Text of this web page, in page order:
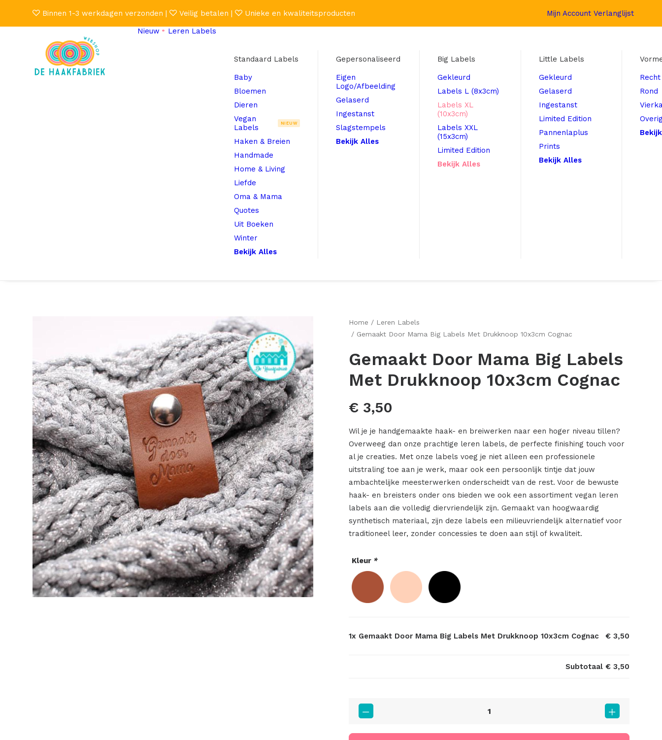
Binnen 1-3 werkdagen verzonden | Veilig betalen | Unieke en kwaliteitsproducten Mijn Account Verlanglijst
Nieuw
Leren Labels
Standaard Labels
Baby
Bloemen
Dieren
Vegan
Labels
NIEUW
Haken & Breien
Handmade
Home & Living
Liefde
Oma & Mama
Quotes
Uit Boeken
Winter
Bekijk Alles
Gepersonaliseerd
Eigen
Logo/Afbeelding
Gelaserd
Ingestanst
Slagstempels
Bekijk Alles
Big Labels
Gekleurd
Labels L (8x3cm)
Labels XL
(10x3cm)
Labels XXL
(15x3cm)
Limited Edition
Bekijk Alles
Little Labels
Gekleurd
Gelaserd
Ingestanst
Limited Edition
Pannenlaplus
Prints
Bekijk Alles
Recht
Rond
Home
Leren Labels
Gemaakt Door Mama Big Labels Met Drukknoop 10x3cm Cognac
Gemaakt Door Mama Big Labels
Met Drukknoop 10x3cm Cognac
€ 3,50
Wil je je handgemaakte haak- en breiwerken naar een hoger niveau tillen?
Overweeg dan onze prachtige leren labels, de perfecte finishing touch voor
al je creaties. Met onze labels voeg je niet alleen een professionele
uitstraling toe aan je werk, maar ook een persoonlijk tintje dat jouw
ambachtelijke meesterwerken onderscheidt van de rest. Voor de bewuste
haak- en breisters onder ons bieden we ook een assortiment vegan leren
labels aan die volledig diervriendelijk zijn. Gemaakt van hoogwaardig
synthetisch materiaal, zijn deze labels een milieuvriendelijk alternatief voor
traditioneel leer, zonder concessies te doen aan stijl of kwaliteit.
Kleur *
1x Gemaakt Door Mama Big Labels Met Drukknoop 10x3cm Cognac € 3,50
Subtotaal € 3,50
Gemaakt
Door